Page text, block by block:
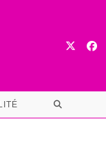
TOGGLE